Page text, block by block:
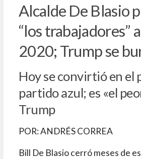
Alcalde De Blasio
“los trabajadores”
2020; Trump se
Hoy se convirtió en el
partido azul; es «el
Trump
POR: ANDRÉS CORREA
Bill De Blasio cerró meses de